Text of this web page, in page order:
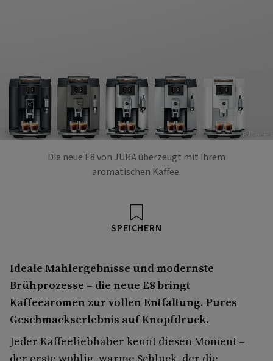
Foto: JURA
Die neue E8 von JURA überzeugt mit ihrem
aromatischen Kaffee.
SPEICHERN
Ideale Mahlergebnisse und modernste
Brühprozesse – die neue E8 bringt
Kaffeearomen zur vollen Entfaltung. Pures
Geschmackserlebnis auf Knopfdruck.
Jeder Kaffeeliebhaber kennt diesen Moment –